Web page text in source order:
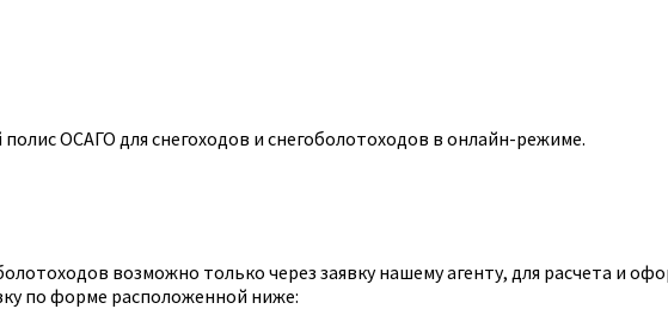
ОСАГО для снегоходов и снегоболотоходов в онлайн-режиме.
возможно только через заявку нашему агенту, для расчета и
по форме расположенной ниже: